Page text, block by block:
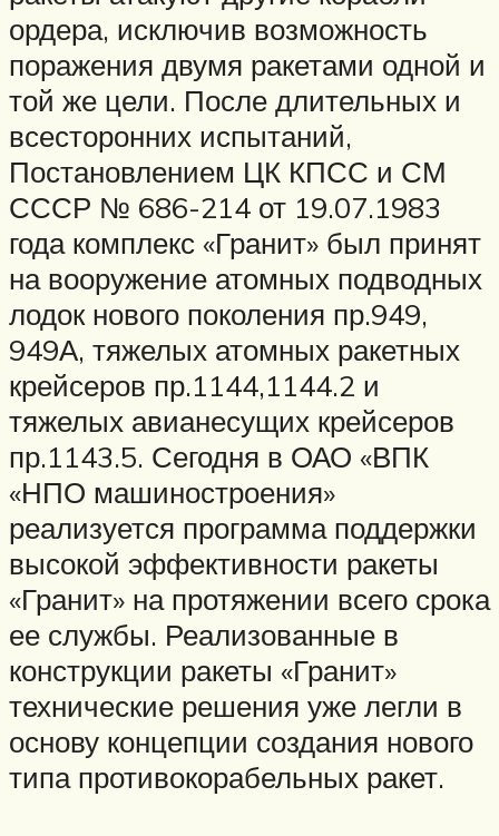
ордера, исключив возможность
поражения двумя ракетами одной и
той же цели. После длительных и
всесторонних испытаний,
Постановлением ЦК КПСС и СМ
СССР № 686-214 от 19.07.1983
года комплекс «Гранит» был принят
на вооружение атомных подводных
лодок нового поколения пр.949,
949А, тяжелых атомных ракетных
крейсеров пр.1144,1144.2 и
тяжелых авианесущих крейсеров
пр.1143.5. Сегодня в ОАО «ВПК
«НПО машиностроения»
реализуется программа поддержки
высокой эффективности ракеты
«Гранит» на протяжении всего срока
ее службы. Реализованные в
конструкции ракеты «Гранит»
технические решения уже легли в
основу концепции создания нового
типа противокорабельных ракет.